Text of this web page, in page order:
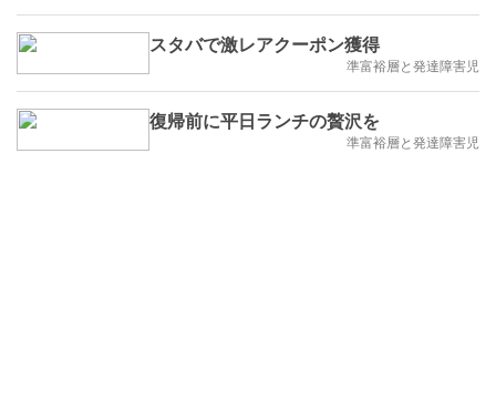
スタバで激レアクーポン獲得
準富裕層と発達障害児
復帰前に平日ランチの贅沢を
準富裕層と発達障害児